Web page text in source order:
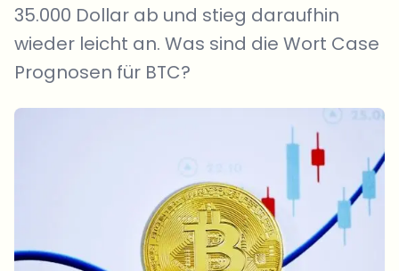
35.000 Dollar ab und stieg daraufhin
wieder leicht an. Was sind die Wort Case
Prognosen für BTC?